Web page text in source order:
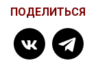
ПОДЕЛИТЬСЯ